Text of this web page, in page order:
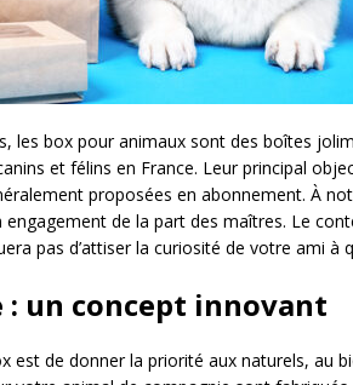
les box pour animaux sont des boîtes
et félins en France. Leur principal
proposées en abonnement. À
de la part des maîtres. Le
pas d’attiser la curiosité de votre ami à
: un concept innovant
est de donner la priorité aux naturels, au